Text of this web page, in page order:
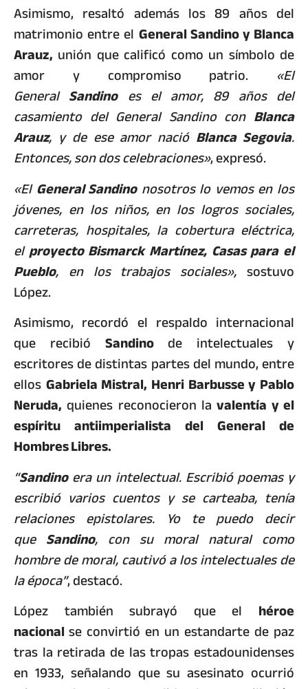
Asimismo, resaltó además los 89 años del
matrimonio entre el General Sandino y Blanca
Arauz, unión que calificó como un símbolo de
amor y compromiso patrio. «El
General Sandinoes el amor, 89 años del
casamiento del General Sandino con Blanca
Arauz, y de ese amor nació Blanca Segovia.
Entonces, son dos celebraciones», expresó.
«ElGeneral Sandinonosotros lo vemos en los
jóvenes, en los niños, en los logros sociales,
carreteras, hospitales, la cobertura eléctrica,
elproyecto Bismarck Martínez, Casas para el
Pueblo, en los trabajos sociales», sostuvo
López.
Asimismo, recordó el respaldo internacional
que recibió Sandinode intelectuales y
escritores de distintas partes del mundo, entre
ellosGabriela Mistral, Henri Barbusse y Pablo
Neruda, quienes reconocieron lavalentía y el
espíritu antiimperialista del General de
Hombres Libres.
“Sandinoera un intelectual. Escribió poemas y
escribió varios cuentos y se carteaba, tenía
relaciones epistolares. Yo te puedo decir
que Sandino, con su moral natural como
hombre de moral, cautivó a los intelectuales de
la época”, destacó.
López también subrayó que el héroe
nacionalse convirtió en un estandarte de paz
tras la retirada de las tropas estadounidenses
en 1933, señalando que su asesinato ocurrió